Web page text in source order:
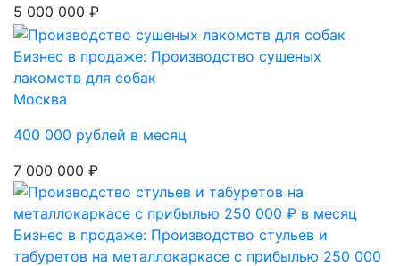
5 000 000 ₽
Бизнес в продаже: Производство сушеных
лакомств для собак
Москва
400 000 рублей в месяц
7 000 000 ₽
Бизнес в продаже: Производство стульев и
табуретов на металлокаркасе с прибылью 250 000